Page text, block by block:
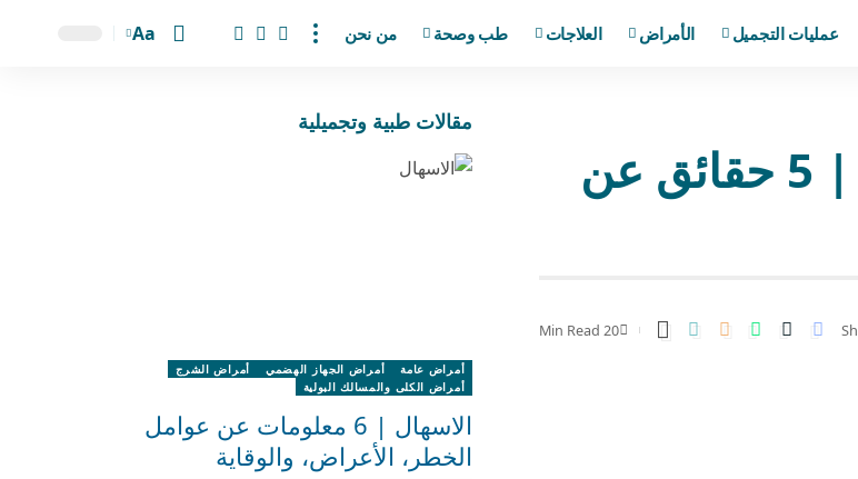
عمليات التجميل الأمراض العلاجات طب وصحة من نحن Aa
تمدد الشريان الأورطي البطني | 5 حقائق عن
20 Min Read
مقالات طبية وتجميلية
أمراض عامة أمراض الجهاز الهضمي
أمراض الشرج
أمراض الكلى والمسالك البولية
الاسهال | 6 معلومات عن عوامل
الخطر، الأعراض، والوقاية